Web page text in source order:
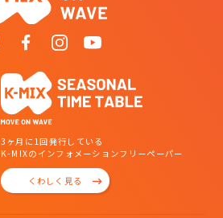
3ヶ月に1回発行している
K-MIXのインフォメーションフリーペーパー
くわしく見る